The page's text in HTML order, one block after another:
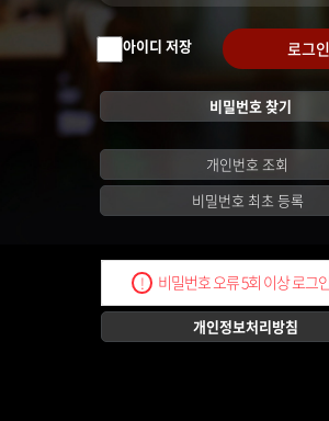
아이디 저장 로그인
비밀번호 찾기
개인번호 조회
비밀번호 최초 등록
! 비밀번호 오류 5회 이상 로그
개인정보처리방침